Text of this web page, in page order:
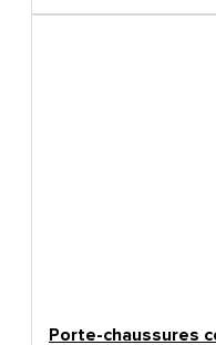
Porte-chaussures